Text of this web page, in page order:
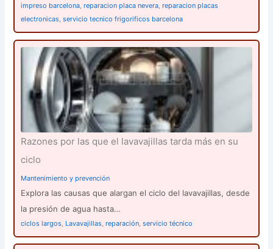
impreso barcelona ,reparacion placa nevera ,reparacion placas
electronicas ,servicio tecnico frigorificos barcelona
Razones por las que el lavavajillas tarda más en su
ciclo
Mantenimiento y prevención
Explora las causas que alargan el ciclo del lavavajillas, desde
la presión de agua hasta…
ciclos largos Lavavajillas ,reparación ,servicio técnico